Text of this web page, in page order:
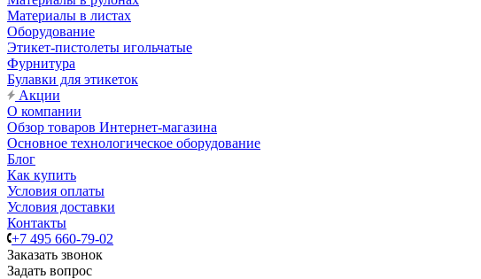
Материалы в листах
Оборудование
Этикет-пистолеты игольчатые
Фурнитура
Булавки для этикеток
Акции
О компании
Обзор товаров Интернет-магазина
Основное технологическое оборудование
Блог
Как купить
Условия оплаты
Условия доставки
Контакты
+7 495 660-79-02
Заказать звонок
Задать вопрос